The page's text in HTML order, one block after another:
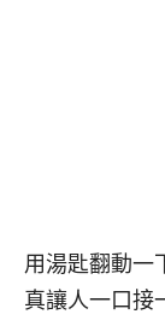
用湯匙翻動一
真讓人一口接